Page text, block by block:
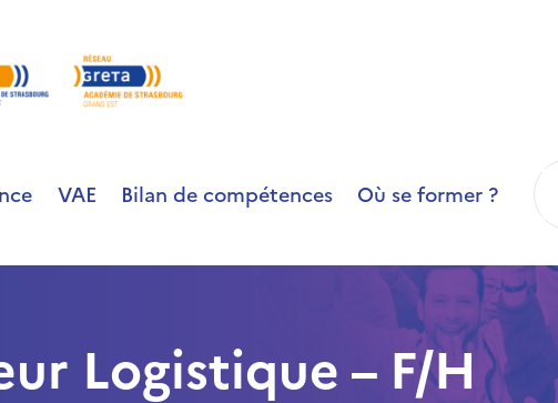
VAE Bilan de compétences Où se former ?
Logistique – F/H